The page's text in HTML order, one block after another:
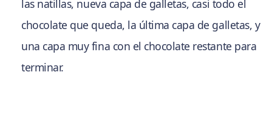
las natillas, nueva capa de galletas, casi todo el
chocolate que queda, la última capa de galletas, y
una capa muy fina con el chocolate restante para
terminar.